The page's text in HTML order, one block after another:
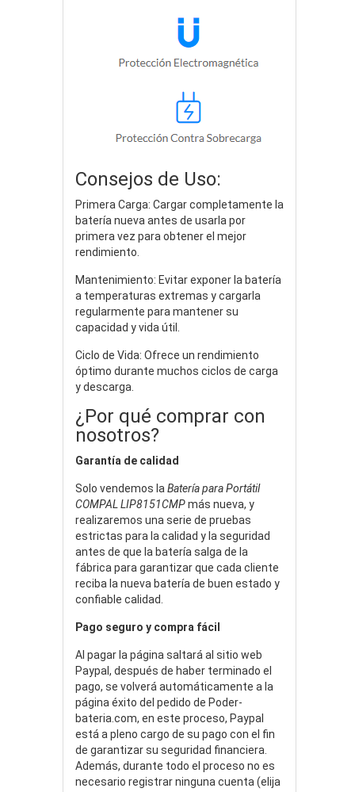
Consejos de Uso:
Primera Carga: Cargar completamente la
batería nueva antes de usarla por
primera vez para obtener el mejor
rendimiento.
Mantenimiento: Evitar exponer la batería
a temperaturas extremas y cargarla
regularmente para mantener su
capacidad y vida útil.
Ciclo de Vida: Ofrece un rendimiento
óptimo durante muchos ciclos de carga
y descarga.
¿Por qué comprar con
nosotros?
Garantía de calidad
Solo vendemos la Batería para Portátil
COMPAL LIP8151CMPmás nueva, y
realizaremos una serie de pruebas
estrictas para la calidad y la seguridad
antes de que la batería salga de la
fábrica para garantizar que cada cliente
reciba la nueva batería de buen estado y
confiable calidad.
Pago seguro y compra fácil
Al pagar la página saltará al sitio web
Paypal, después de haber terminado el
pago, se volverá automáticamente a la
página éxito del pedido de Poder-
bateria.com, en este proceso, Paypal
está a pleno cargo de su pago con el fin
de garantizar su seguridad financiera.
Además, durante todo el proceso no es
necesario registrar ninguna cuenta (elija